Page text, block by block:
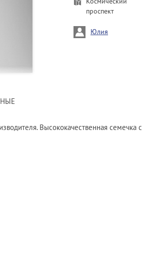
проспект
Юлия
Высококачественная семечка